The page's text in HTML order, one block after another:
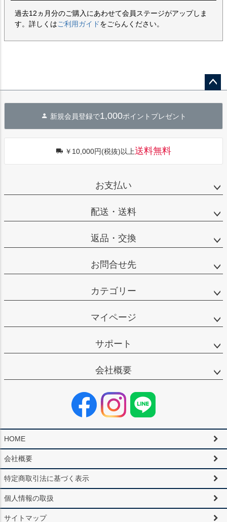
過去12ヵ月分のご購入にあわせて会員ステージがアップしま
す。詳しくはご利用ガイドをごらんください。
へ
新規会員登録で1,000ポイントプレゼント
￥10,000円(税抜)以上送料無料
お支払い
配送・送料
返品・交換
お問合せ先
カテゴリー
マイページ
サポート
会社概要
HOME
会社概要
特定商取引法に基づく表示
個人情報の取扱
サイトマップ